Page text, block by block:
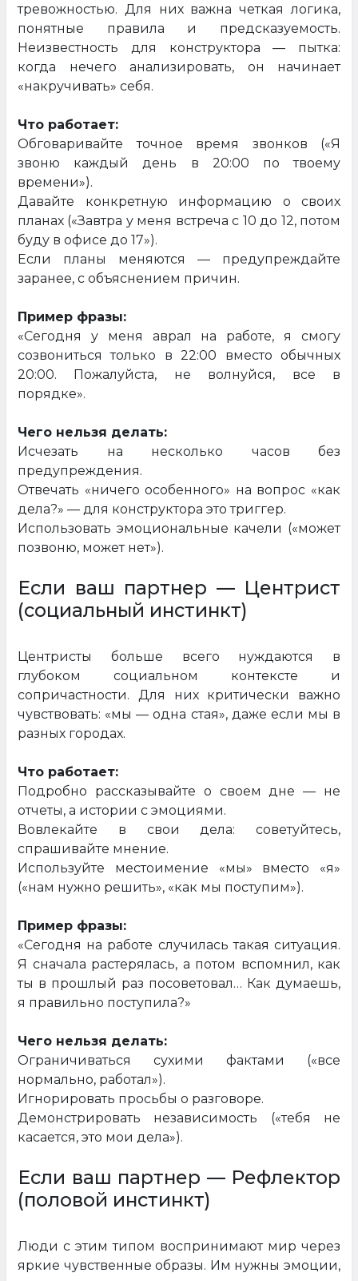
тревожностью. Для них важна четкая логика,
понятные правила и предсказуемость.
Неизвестность для конструктора — пытка:
когда нечего анализировать, он начинает
«накручивать» себя.
Что работает:
Обговаривайте точное время звонков («Я
звоню каждый день в 20:00 по твоему
времени»).
Давайте конкретную информацию о своих
планах («Завтра у меня встреча с 10 до 12, потом
буду в офисе до 17»).
Если планы меняются — предупреждайте
заранее, с объяснением причин.
Пример фразы:
«Сегодня у меня аврал на работе, я смогу
созвониться только в 22:00 вместо обычных
20:00. Пожалуйста, не волнуйся, все в
порядке».
Чего нельзя делать:
Исчезать на несколько часов без
предупреждения.
Отвечать «ничего особенного» на вопрос «как
дела?» — для конструктора это триггер.
Использовать эмоциональные качели («может
позвоню, может нет»).
Если ваш партнер — Центрист
(социальный инстинкт)
Центристы больше всего нуждаются в
глубоком социальном контексте и
сопричастности. Для них критически важно
чувствовать: «мы — одна стая», даже если мы в
разных городах.
Что работает:
Подробно рассказывайте о своем дне — не
отчеты, а истории с эмоциями.
Вовлекайте в свои дела: советуйтесь,
спрашивайте мнение.
Используйте местоимение «мы» вместо «я»
(«нам нужно решить», «как мы поступим»).
Пример фразы:
«Сегодня на работе случилась такая ситуация.
Я сначала растерялась, а потом вспомнил, как
ты в прошлый раз посоветовал… Как думаешь,
я правильно поступила?»
Чего нельзя делать:
Ограничиваться сухими фактами («все
нормально, работал»).
Игнорировать просьбы о разговоре.
Демонстрировать независимость («тебя не
касается, это мои дела»).
Если ваш партнер — Рефлектор
(половой инстинкт)
Люди с этим типом воспринимают мир через
яркие чувственные образы. Им нужны эмоции,